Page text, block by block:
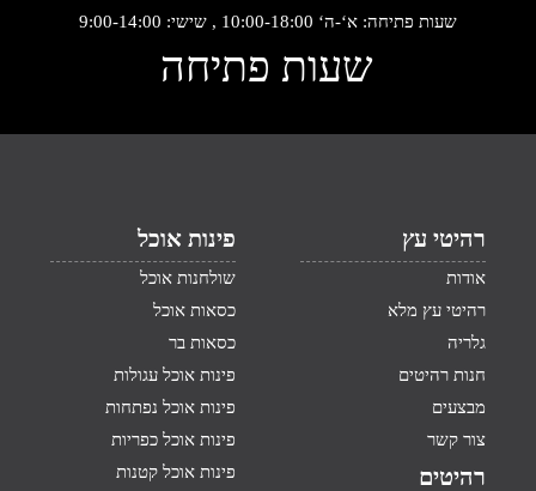
שעות פתיחה: א‘-ה‘ 10:00-18:00 , שישי: 9:00-14:00
שעות פתיחה
רהיטי עץ
אודות
רהיטי עץ מלא
גלריה
חנות רהיטים
מבצעים
צור קשר
רהיטים
פינות אוכל
שולחנות אוכל
כסאות אוכל
כסאות בר
פינות אוכל עגולות
פינות אוכל נפתחות
פינות אוכל כפריות
פינות אוכל קטנות